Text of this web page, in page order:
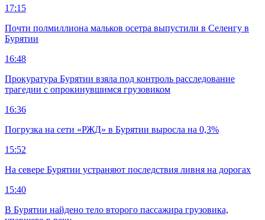
17:15
Почти полмиллиона мальков осетра выпустили в Селенгу в
Бурятии
16:48
Прокуратура Бурятии взяла под контроль расследование
трагедии с опрокинувшимся грузовиком
16:36
Погрузка на сети «РЖД» в Бурятии выросла на 0,3%
15:52
На севере Бурятии устраняют последствия ливня на дорогах
15:40
В Бурятии найдено тело второго пассажира грузовика,